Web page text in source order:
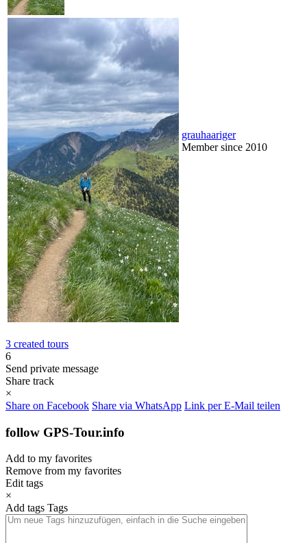
grauhaariger
Member since 2010
3 created tours
6
Send private message
Share track
×
Share on Facebook Share via WhatsApp Link per E-Mail teilen
follow GPS-Tour.info
Add to my favorites
Remove from my favorites
Edit tags
×
Add tags Tags